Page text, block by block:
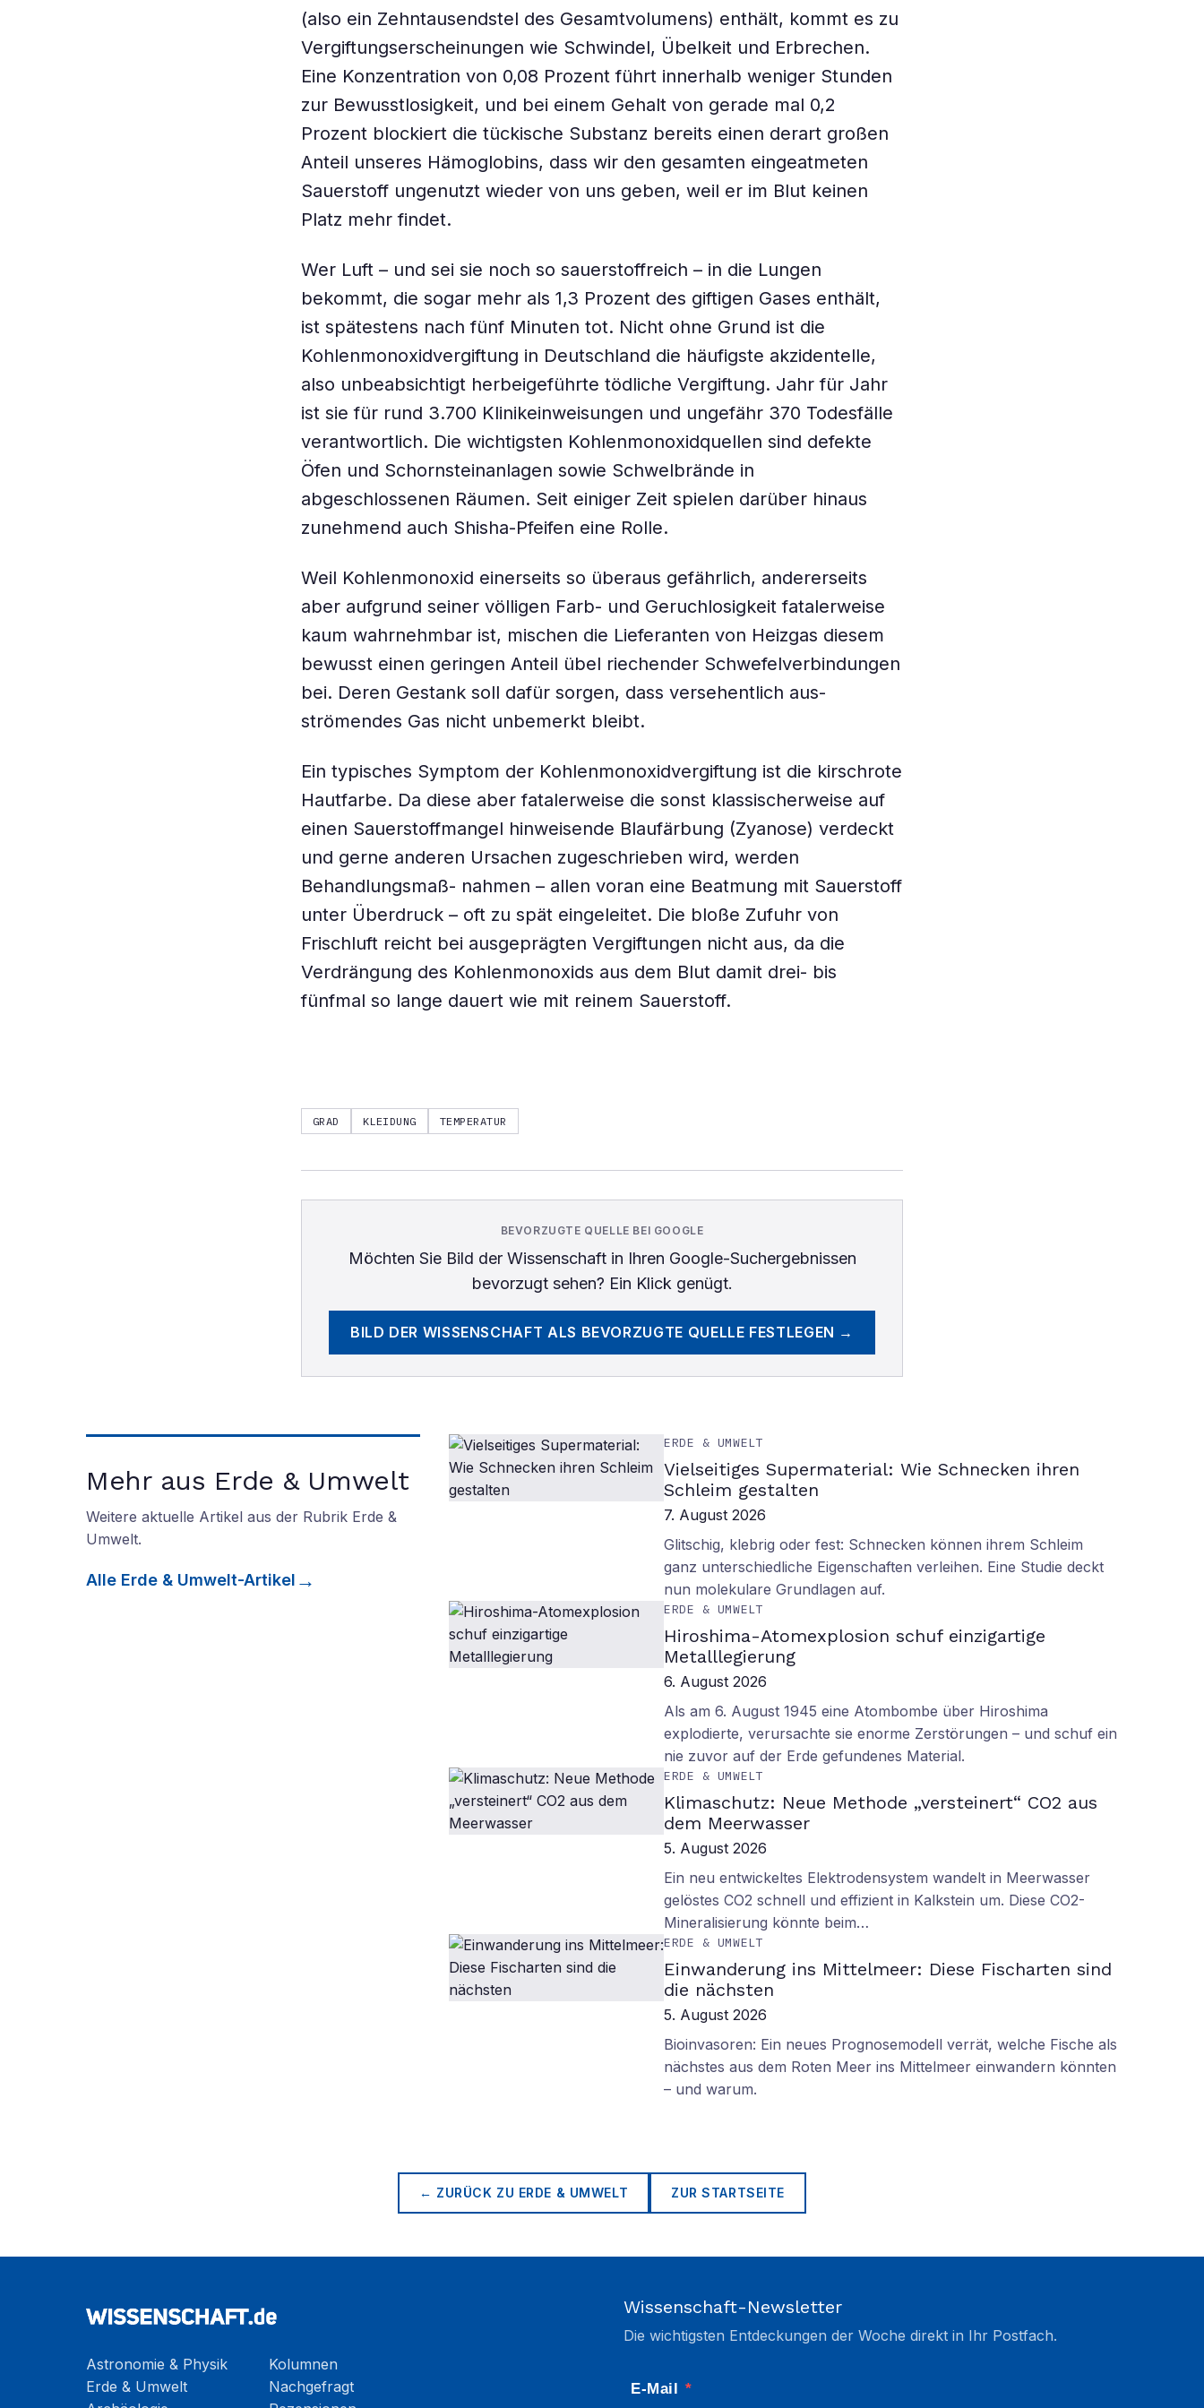
(also ein Zehntausendstel des Gesamtvolumens) enthält, kommt es zu
Vergiftungserscheinungen wie Schwindel, Übelkeit und Erbrechen.
Eine Konzentration von 0,08 Prozent führt innerhalb weniger Stunden
zur Bewusstlosigkeit, und bei einem Gehalt von gerade mal 0,2
Prozent blockiert die tückische Substanz bereits einen derart großen
Anteil unseres Hämoglobins, dass wir den gesamten eingeatmeten
Sauerstoff ungenutzt wieder von uns geben, weil er im Blut keinen
Platz mehr findet.
Wer Luft – und sei sie noch so sauerstoffreich – in die Lungen
bekommt, die sogar mehr als 1,3 Prozent des giftigen Gases enthält,
ist spätestens nach fünf Minuten tot. Nicht ohne Grund ist die
Kohlenmonoxidvergiftung in Deutschland die häufigste akzidentelle,
also unbeabsichtigt herbeigeführte tödliche Vergiftung. Jahr für Jahr
ist sie für rund 3.700 Klinikeinweisungen und ungefähr 370 Todesfälle
verantwortlich. Die wichtigsten Kohlenmonoxidquellen sind defekte
Öfen und Schornsteinanlagen sowie Schwelbrände in
abgeschlossenen Räumen. Seit einiger Zeit spielen darüber hinaus
zunehmend auch Shisha-Pfeifen eine Rolle.
Weil Kohlenmonoxid einerseits so überaus gefährlich, andererseits
aber aufgrund seiner völligen Farb- und Geruchlosigkeit fatalerweise
kaum wahrnehmbar ist, mischen die Lieferanten von Heizgas diesem
bewusst einen geringen Anteil übel riechender Schwefelverbindungen
bei. Deren Gestank soll dafür sorgen, dass versehentlich aus-
strömendes Gas nicht unbemerkt bleibt.
Ein typisches Symptom der Kohlenmonoxidvergiftung ist die kirschrote
Hautfarbe. Da diese aber fatalerweise die sonst klassischerweise auf
einen Sauerstoffmangel hinweisende Blaufärbung (Zyanose) verdeckt
und gerne anderen Ursachen zugeschrieben wird, werden
Behandlungsmaß- nahmen – allen voran eine Beatmung mit Sauerstoff
unter Überdruck – oft zu spät eingeleitet. Die bloße Zufuhr von
Frischluft reicht bei ausgeprägten Vergiftungen nicht aus, da die
Verdrängung des Kohlenmonoxids aus dem Blut damit drei- bis
fünfmal so lange dauert wie mit reinem Sauerstoff.
GRAD KLEIDUNG TEMPERATUR
BEVORZUGTE QUELLE BEI GOOGLE
Möchten Sie Bild der Wissenschaftin Ihren Google-Suchergebnissen
bevorzugt sehen? Ein Klick genügt.
BILD DER WISSENSCHAFT ALS BEVORZUGTE QUELLE FESTLEGEN →
Mehr aus Erde & Umwelt
Weitere aktuelle Artikel aus der Rubrik Erde &
Umwelt.
Alle Erde & Umwelt-Artikel
ERDE & UMWELT
Vielseitiges Supermaterial: Wie Schnecken ihren
Schleim gestalten
7. August 2026
Glitschig, klebrig oder fest: Schnecken können ihrem Schleim
ganz unterschiedliche Eigenschaften verleihen. Eine Studie deckt
nun molekulare Grundlagen auf.
ERDE & UMWELT
Hiroshima-Atomexplosion schuf einzigartige
Metalllegierung
6. August 2026
Als am 6. August 1945 eine Atombombe über Hiroshima
explodierte, verursachte sie enorme Zerstörungen – und schuf ein
nie zuvor auf der Erde gefundenes Material.
ERDE & UMWELT
Klimaschutz: Neue Methode „versteinert“ CO2 aus
dem Meerwasser
5. August 2026
Ein neu entwickeltes Elektrodensystem wandelt in Meerwasser
gelöstes CO2 schnell und effizient in Kalkstein um. Diese CO2-
Mineralisierung könnte beim…
ERDE & UMWELT
Einwanderung ins Mittelmeer: Diese Fischarten sind
die nächsten
5. August 2026
Bioinvasoren: Ein neues Prognosemodell verrät, welche Fische als
nächstes aus dem Roten Meer ins Mittelmeer einwandern könnten
– und warum.
← ZURÜCK ZU ERDE & UMWELT ZUR STARTSEITE
Astronomie & Physik
Erde & Umwelt
Kolumnen
Nachgefragt
Wissenschaft-Newsletter
Die wichtigsten Entdeckungen der Woche direkt in Ihr Postfach.